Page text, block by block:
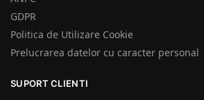
GDPR
Politica de Utilizare Cookie
Prelucrarea datelor cu caracter personal
SUPORT CLIENTI